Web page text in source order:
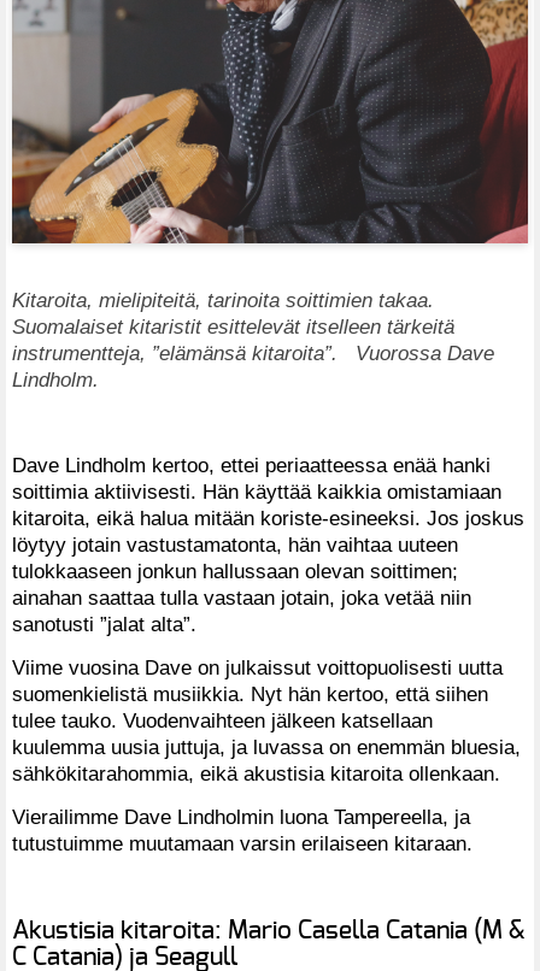
Kitaroita, mielipiteitä, tarinoita soittimien takaa.
Suomalaiset kitaristit esittelevät itselleen tärkeitä
instrumentteja, ”elämänsä kitaroita”. Vuorossa Dave
Lindholm.
Dave Lindholm kertoo, ettei periaatteessa enää hanki
soittimia aktiivisesti. Hän käyttää kaikkia omistamiaan
kitaroita, eikä halua mitään koriste-esineeksi. Jos joskus
löytyy jotain vastustamatonta, hän vaihtaa uuteen
tulokkaaseen jonkun hallussaan olevan soittimen;
ainahan saattaa tulla vastaan jotain, joka vetää niin
sanotusti ”jalat alta”.
Viime vuosina Dave on julkaissut voittopuolisesti uutta
suomenkielistä musiikkia. Nyt hän kertoo, että siihen
tulee tauko. Vuodenvaihteen jälkeen katsellaan
kuulemma uusia juttuja, ja luvassa on enemmän bluesia,
sähkökitarahommia, eikä akustisia kitaroita ollenkaan.
Vierailimme Dave Lindholmin luona Tampereella, ja
tutustuimme muutamaan varsin erilaiseen kitaraan.
Akustisia kitaroita: Mario Casella Catania (M &
C Catania) ja Seagull